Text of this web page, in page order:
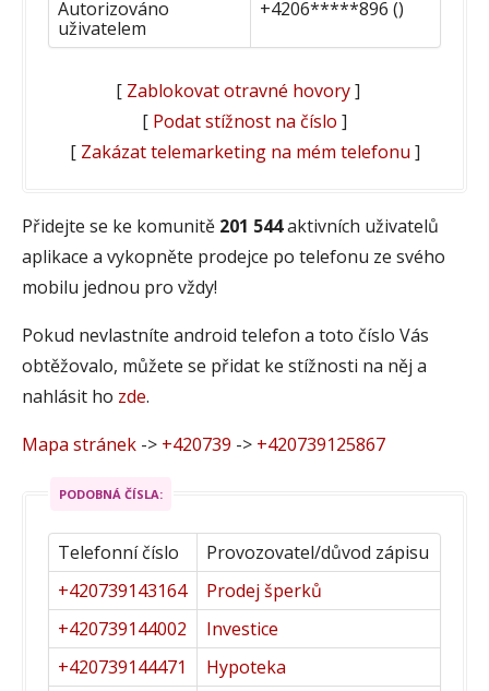
Autorizováno
uživatelem
+4206*****896 ()
[ Zablokovat otravné hovory]
[ Podat stížnost na číslo ]
[ Zakázat telemarketing na mém telefonu ]
Přidejte se ke komunitě 201 544aktivních uživatelů
aplikace a vykopněte prodejce po telefonu ze svého
mobilu jednou pro vždy!
Pokud nevlastníte android telefon a toto číslo Vás
obtěžovalo, můžete se přidat ke stížnosti na něj a
nahlásit ho zde.
Mapa stránek -> +420739 -> +420739125867
PODOBNÁ ČÍSLA:
Telefonní číslo
Provozovatel/důvod zápisu
+420739143164
Prodej šperků
+420739144002
Investice
+420739144471
Hypoteka